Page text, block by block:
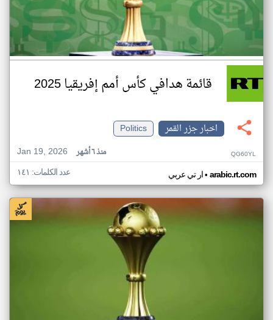
قائمة هدافي كأس أمم إفريقيا 2025
اخبار جزر القمر
Politics
Jan 19, 2026
منذ ٦ أشهر QG60YL
ار تي عربي• arabic.rt.com عدد الكلمات: ١٤١